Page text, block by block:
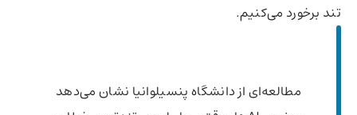
تند برخورد می‌کنیم.
مطالعه‌ای از دانشگاه پنسیلوانیا نشان می‌دهد